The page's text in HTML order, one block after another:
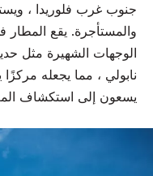
جنوب غرب فلوريدا ،
والمستأجرة. يقع
الوجهات الشهيرة مثل
نابولي ، مما يجعله
يسعون إلى استكشاف